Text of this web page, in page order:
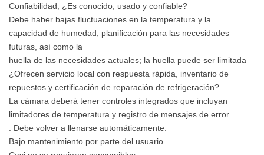
Confiabilidad; ¿Es conocido, usado y confiable?
Debe haber bajas fluctuaciones en la temperatura y la
capacidad de humedad; planificación para las necesidades
futuras, así como la
huella de las necesidades actuales; la huella puede ser limitada
¿Ofrecen servicio local con respuesta rápida, inventario de
repuestos y certificación de reparación de refrigeración?
La cámara deberá tener controles integrados que incluyan
limitadores de temperatura y registro de mensajes de error
. Debe volver a llenarse automáticamente.
Bajo mantenimiento por parte del usuario